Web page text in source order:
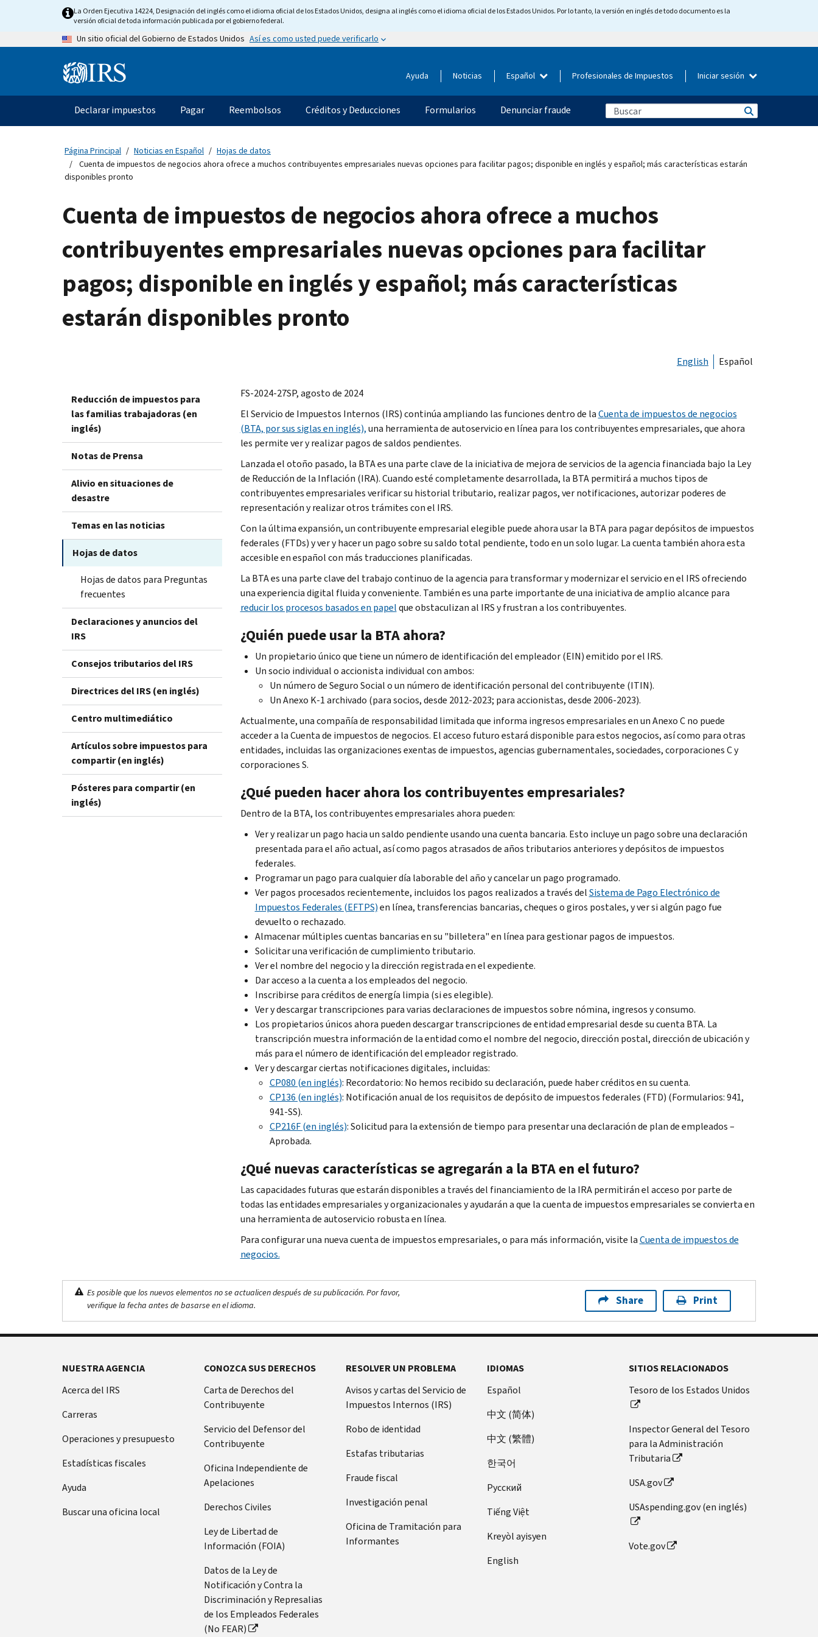
content
La Orden Ejecutiva 14224, Designación del inglés como el idioma oficial de los Estados Unidos, designa al inglés como el idioma oficial de los Estados Unidos. Por lo tanto, la versión en inglés de todo documento es la
versión oficial de toda información publicada por el gobierno federal.
Un sitio oficial del Gobierno de Estados Unidos Así es como usted puede verificarlo
Information Ayuda Noticias Español Profesionales de Impuestos Iniciar sesión
Navegación
principal
Declarar impuestos Pagar Reembolsos Créditos y Deducciones Formularios Denunciar fraude
Página Principal Noticias en Español
Hojas de datos
Cuenta de impuestos de negocios ahora ofrece a muchos contribuyentes empresariales nuevas opciones para facilitar pagos; disponible en inglés y español; más características estarán
disponibles pronto
Cuenta de impuestos de negocios ahora ofrece a muchos
contribuyentes empresariales nuevas opciones para facilitar
pagos; disponible en inglés y español; más características
estarán disponibles pronto
English Español
Reducción de impuestos para
las familias trabajadoras (en
inglés)
Notas de Prensa
Alivio en situaciones de
desastre
Temas en las noticias
Hojas de datos
Hojas de datos para Preguntas
frecuentes
Declaraciones y anuncios del
IRS
Consejos tributarios del IRS
Directrices del IRS (en inglés)
Centro multimediático
Artículos sobre impuestos para
compartir (en inglés)
Pósteres para compartir (en
inglés)
FS-2024-27SP, agosto de 2024
El Servicio de Impuestos Internos (IRS) continúa ampliando las funciones dentro de laCuenta de impuestos de negocios
(BTA, por sus siglas en inglés),una herramienta de autoservicio en línea para los contribuyentes empresariales, que ahora
les permite ver y realizar pagos de saldos pendientes.
Lanzada el otoño pasado, la BTA es una parte clave de la iniciativa de mejora de servicios de la agencia financiada bajo la Ley
de Reducción de la Inflación (IRA). Cuando esté completamente desarrollada, la BTA permitirá a muchos tipos de
contribuyentes empresariales verificar su historial tributario, realizar pagos, ver notificaciones, autorizar poderes de
representación y realizar otros trámites con el IRS.
Con la última expansión, un contribuyente empresarial elegible puede ahora usar la BTA para pagar depósitos de impuestos
federales (FTDs) y ver y hacer un pago sobre su saldo total pendiente, todo en un solo lugar. La cuenta también ahora esta
accesible en español con más traducciones planificadas.
La BTA es una parte clave del trabajo continuo de la agencia para transformar y modernizar el servicio en el IRS ofreciendo
una experiencia digital fluida y conveniente. También es una parte importante de una iniciativa de amplio alcance para
reducir los procesos basados en papelque obstaculizan al IRS y frustran a los contribuyentes.
¿Quién puede usar la BTA ahora?
Un propietario único que tiene un número de identificación del empleador (EIN) emitido por el IRS.
Un socio individual o accionista individual con ambos:
Un número de Seguro Social o un número de identificación personal del contribuyente (ITIN).
Un Anexo K-1 archivado (para socios, desde 2012-2023; para accionistas, desde 2006-2023).
Actualmente, una compañía de responsabilidad limitada que informa ingresos empresariales en un Anexo C no puede
acceder a la Cuenta de impuestos de negocios. El acceso futuro estará disponible para estos negocios, así como para otras
entidades, incluidas las organizaciones exentas de impuestos, agencias gubernamentales, sociedades, corporaciones C y
corporaciones S.
¿Qué pueden hacer ahora los contribuyentes empresariales?
Dentro de la BTA, los contribuyentes empresariales ahora pueden:
Ver y realizar un pago hacia un saldo pendiente usando una cuenta bancaria. Esto incluye un pago sobre una declaración
presentada para el año actual, así como pagos atrasados de años tributarios anteriores y depósitos de impuestos
federales.
Programar un pago para cualquier día laborable del año y cancelar un pago programado.
Ver pagos procesados recientemente, incluidos los pagos realizados a través delSistema de Pago Electrónico de
Impuestos Federales (EFTPS)en línea, transferencias bancarias, cheques o giros postales, y ver si algún pago fue
devuelto o rechazado.
Almacenar múltiples cuentas bancarias en su "billetera" en línea para gestionar pagos de impuestos.
Solicitar una verificación de cumplimiento tributario.
Ver el nombre del negocio y la dirección registrada en el expediente.
Dar acceso a la cuenta a los empleados del negocio.
Inscribirse para créditos de energía limpia (si es elegible).
Ver y descargar transcripciones para varias declaraciones de impuestos sobre nómina, ingresos y consumo.
Los propietarios únicos ahora pueden descargar transcripciones de entidad empresarial desde su cuenta BTA. La
transcripción muestra información de la entidad como el nombre del negocio, dirección postal, dirección de ubicación y
más para el número de identificación del empleador registrado.
Ver y descargar ciertas notificaciones digitales, incluidas:
CP080 (en inglés): Recordatorio: No hemos recibido su declaración, puede haber créditos en su cuenta.
CP136 (en inglés): Notificación anual de los requisitos de depósito de impuestos federales (FTD) (Formularios: 941,
941-SS).
CP216F (en inglés): Solicitud para la extensión de tiempo para presentar una declaración de plan de empleados –
Aprobada.
¿Qué nuevas características se agregarán a la BTA en el futuro?
Las capacidades futuras que estarán disponibles a través del financiamiento de la IRA permitirán el acceso por parte de
todas las entidades empresariales y organizacionales y ayudarán a que la cuenta de impuestos empresariales se convierta en
una herramienta de autoservicio robusta en línea.
Para configurar una nueva cuenta de impuestos empresariales, o para más información, visite laCuenta de impuestos de
negocios.
Es posible que los nuevos elementos no se actualicen después de su publicación. Por favor,
verifique la fecha antes de basarse en el idioma.
Share Print
NUESTRA AGENCIA
Acerca del IRS
Carreras
Operaciones y presupuesto
Estadísticas fiscales
Ayuda
Buscar una oficina local
CONOZCA SUS DERECHOS
Carta de Derechos del
Contribuyente
Servicio del Defensor del
Contribuyente
Oficina Independiente de
Apelaciones
Derechos Civiles
Ley de Libertad de
Información (FOIA)
Datos de la Ley de
Notificación y Contra la
Discriminación y Represalias
de los Empleados Federales
(No FEAR)
RESOLVER UN PROBLEMA
Avisos y cartas del Servicio de
Impuestos Internos (IRS)
Robo de identidad
Estafas tributarias
Fraude fiscal
Investigación penal
Oficina de Tramitación para
Informantes
IDIOMAS
Español
中文 (简体)
中文 (繁體)
한국어
Pусский
Tiếng Việt
Kreyòl ayisyen
English
SITIOS RELACIONADOS
Tesoro de los Estados Unidos
Inspector General del Tesoro
para la Administración
Tributaria
USA.gov
USAspending.gov (en inglés)
Vote.gov